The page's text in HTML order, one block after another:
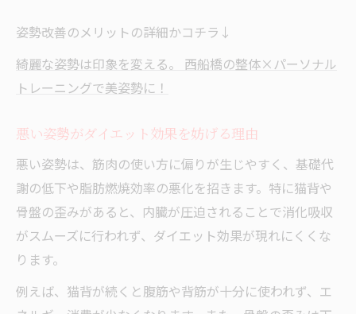
姿勢改善のメリットの詳細かコチラ↓
綺麗な姿勢は印象を変える。 西船橋の整体×パーソナル
トレーニングで美姿勢に！
悪い姿勢がダイエット効果を妨げる理由
悪い姿勢は、筋肉の使い方に偏りが生じやすく、基礎代
謝の低下や脂肪燃焼効率の悪化を招きます。特に猫背や
骨盤の歪みがあると、内臓が圧迫されることで消化吸収
がスムーズに行われず、ダイエット効果が現れにくくな
ります。
例えば、猫背が続くと腹筋や背筋が十分に使われず、エ